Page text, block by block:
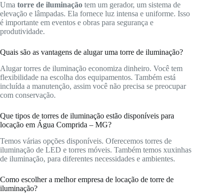
Uma torre de iluminação tem um gerador, um sistema de
elevação e lâmpadas. Ela fornece luz intensa e uniforme. Isso
é importante em eventos e obras para segurança e
produtividade.
Quais são as vantagens de alugar uma torre de iluminação?
Alugar torres de iluminação economiza dinheiro. Você tem
flexibilidade na escolha dos equipamentos. Também está
incluída a manutenção, assim você não precisa se preocupar
com conservação.
Que tipos de torres de iluminação estão disponíveis para
locação em Água Comprida – MG?
Temos várias opções disponíveis. Oferecemos torres de
iluminação de LED e torres móveis. Também temos xuxinhas
de iluminação, para diferentes necessidades e ambientes.
Como escolher a melhor empresa de locação de torre de
iluminação?